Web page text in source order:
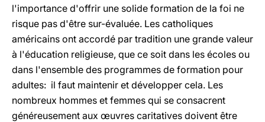
l'importance d'offrir une solide formation de la foi ne
risque pas d'être sur-évaluée. Les catholiques
américains ont accordé par tradition une grande valeur
à l'éducation religieuse, que ce soit dans les écoles ou
dans l'ensemble des programmes de formation pour
adultes: il faut maintenir et développer cela. Les
nombreux hommes et femmes qui se consacrent
généreusement aux œuvres caritatives doivent être